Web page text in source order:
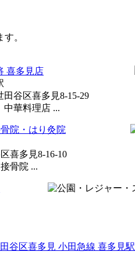
。
喜多見店
田谷区喜多見8-15-29
中華料理店 ...
院・はり灸院
喜多見8-16-10
骨院 ...
谷区喜多見 小田急線 喜多見